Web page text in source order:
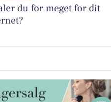
du for meget for dit